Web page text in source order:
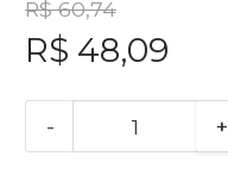
R$ 60,74
R$ 48,09
- +